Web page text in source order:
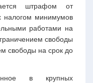
штрафом от
налогом минимумов
работами на
свободы
свободы на срок до
в крупных